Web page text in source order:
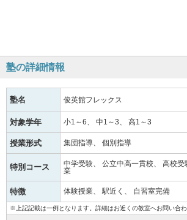
塾の詳細情報
塾名 俊英館フレックス
対象学年 小1～6 中1～3 高1～3
授業形式 集団指導 個別指導
特別コース 中学受験 公立中高一貫校 高校受
業
特徴 体験授業 駅近く 自習室完備
※上記記載は一例となります。詳細はお近くの教室へお問い合わ